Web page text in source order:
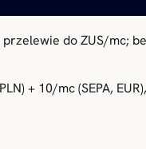
przelewie do ZUS/mc;
+ 10/mc (SEPA,